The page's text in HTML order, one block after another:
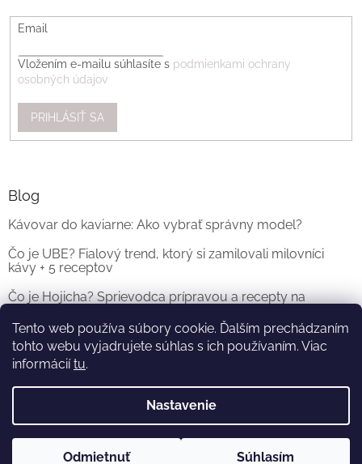
Tento web používa súbory cookie. Ďalším prechádzaním
tohto webu vyjadrujete súhlas s ich používaním. Viac
informáciítu.
Nastavenie
Odmietnuť Súhlasím
Email
Vložením e-mailu súhlasíte s podmienkami ochrany
osobných údajov
PRIHLÁSIŤ SA
Blog
Kávovar do kaviarne: Ako vybrať správny model?
Čo je UBE? Fialový trend, ktorý si zamilovali milovníci
kávy + 5 receptov
Čo je Hojicha? Sprievodca prípravou a recepty na
ARCHÍV
Vytvoril Shoptet a
Copyright 2026 . Všetky práva vyhradené.